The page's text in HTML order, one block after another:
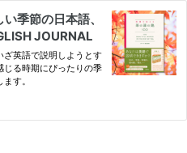
季節の日本語、
JOURNAL
ざ英語で説明しようとす
じる時期にぴったりの季
す。